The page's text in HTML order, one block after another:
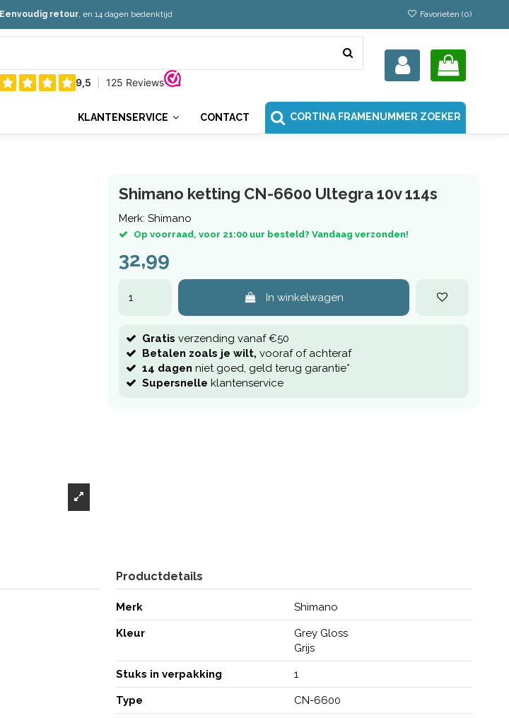
Eenvoudig retour, en 14 dagen bedenktijd Favorieten (0)
CORTINA FRAMENUMMER ZOEKER
CONTACT
KLANTENSERVICE
Shimano ketting CN-6600 Ultegra 10v 114s
Merk: Shimano
Op voorraad, voor 21:00 uur besteld? Vandaag verzonden!
32,99
In winkelwagen
Gratis verzending vanaf €50
Betalen zoals je wilt, vooraf of achteraf
14 dagen niet goed, geld terug garantie*
Supersnelle klantenservice
Productdetails
Merk Shimano
Kleur
Grey Gloss
Grijs
Stuks in verpakking 1
Type CN-6600